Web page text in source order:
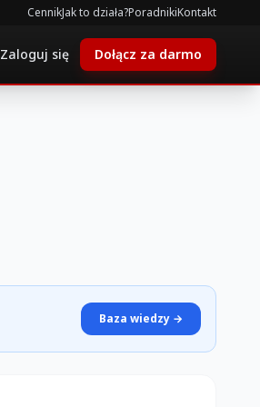
CennikJak to działa?PoradnikiKontakt
Zaloguj się Dołącz za darmo
Baza wiedzy →